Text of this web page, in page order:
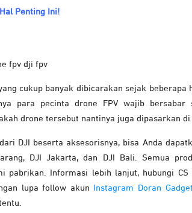
Penting Ini!
cukup banyak dibicarakan sejak beberapa
para pecinta drone FPV wajib bersabar
drone tersebut nantinya juga dipasarkan di
DJI beserta aksesorisnya, bisa Anda
DJI Jakarta, dan DJI Bali. Semua
pabrikan. Informasi lebih lanjut, hubungi CS
lupa follow akun Instagram Doran Gadget